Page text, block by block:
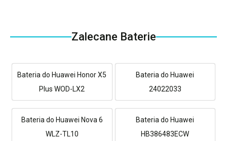
Zalecane Baterie
Bateria do Huawei Honor X5
Plus WOD-LX2
Bateria do Huawei
24022033
Bateria do Huawei Nova 6
WLZ-TL10
Bateria do Huawei
HB386483ECW